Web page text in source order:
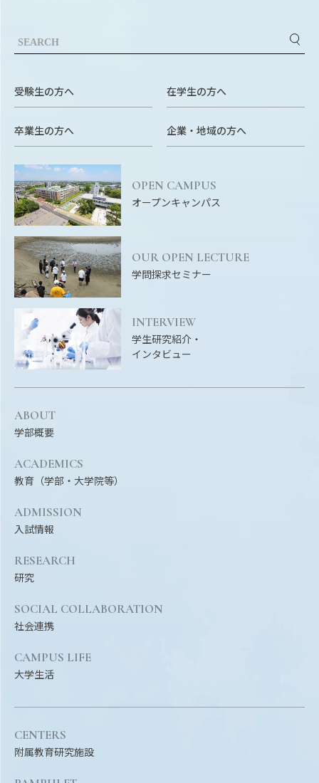
© 2023 Mie
受験生の方へ 在学生の方へ
卒業生の方へ 企業・地域の方へ
OPEN CAMPUS
オープンキャンパス
OUR OPEN LECTURE
学問探求セミナー
INTERVIEW
学生研究紹介・
インタビュー
ABOUT
学部概要
ACADEMICS
教育（学部・大学院等）
ADMISSION
入試情報
RESEARCH
研究
SOCIAL COLLABORATION
社会連携
CAMPUS LIFE
大学生活
CENTERS
附属教育研究施設